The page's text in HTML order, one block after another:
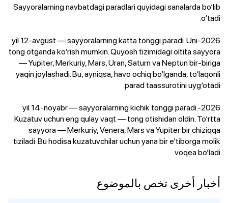
Sayyoralarning navbatdagi paradlari quyidagi sanalarda bo‘lib
o‘tadi:
2026-yil 12-avgust — sayyoralarning katta tonggi paradi. Uni
tong otganda ko‘rish mumkin. Quyosh tizimidagi oltita sayyora
— Yupiter, Merkuriy, Mars, Uran, Saturn va Neptun bir-biriga
yaqin joylashadi. Bu, ayniqsa, havo ochiq bo‘lganda, to‘laqonli
parad taassurotini uyg‘otadi.
2026-yil 14-noyabr — sayyoralarning kichik tonggi paradi.
Kuzatuv uchun eng qulay vaqt — tong otishidan oldin. To‘rtta
sayyora — Merkuriy, Venera, Mars va Yupiter bir chiziqqa
tiziladi. Bu hodisa kuzatuvchilar uchun yana bir e’tiborga molik
voqea bo‘ladi.
أخبار أخرى تخص بالموضوع